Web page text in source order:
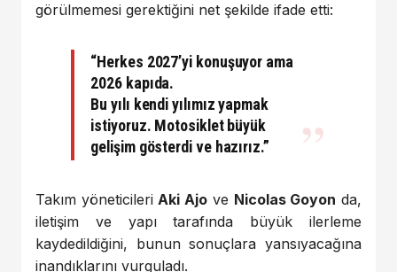
görülmemesi gerektiğini net şekilde ifade etti:
“Herkes 2027’yi konuşuyor ama
2026 kapıda.
Bu yılı kendi yılımız yapmak
istiyoruz. Motosiklet büyük
gelişim gösterdi ve hazırız.”
Takım yöneticileri Aki Ajo ve Nicolas Goyon da,
iletişim ve yapı tarafında büyük ilerleme
kaydedildiğini, bunun sonuçlara yansıyacağına
inandıklarını vurguladı.